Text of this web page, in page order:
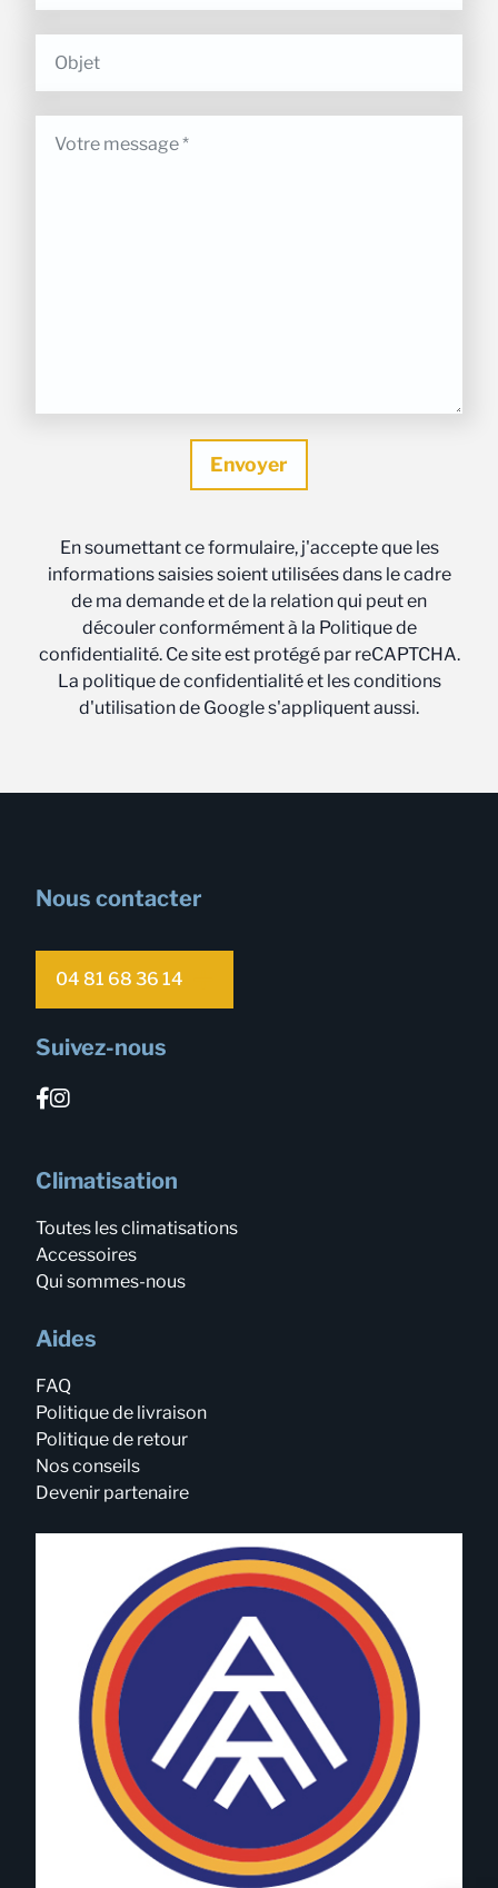
En soumettant ce formulaire, j'accepte que les
informations saisies soient utilisées dans le cadre
de ma demande et de la relation qui peut en
découler conformément à la Politique de
confidentialité. Ce site est protégé par reCAPTCHA.
La politique de confidentialité et les conditions
d'utilisation de Google s'appliquent aussi.
Nous contacter
04 81 68 36 14
Suivez-nous
Climatisation
Toutes les climatisations
Accessoires
Qui sommes-nous
Aides
FAQ
Politique de livraison
Politique de retour
Nos conseils
Devenir partenaire